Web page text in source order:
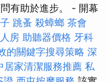
有助於進步。 - 開幕
跳蚤 殺蟑螂 茶會
房 助聽器價格 牙科
的關鍵字搜尋策略 深
居家清潔服務推薦 私